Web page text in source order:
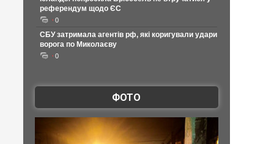
референдум щодо ЄС
0
СБУ затримала агентів рф, які коригували удари
ворога по Миколаєву
0
ФОТО